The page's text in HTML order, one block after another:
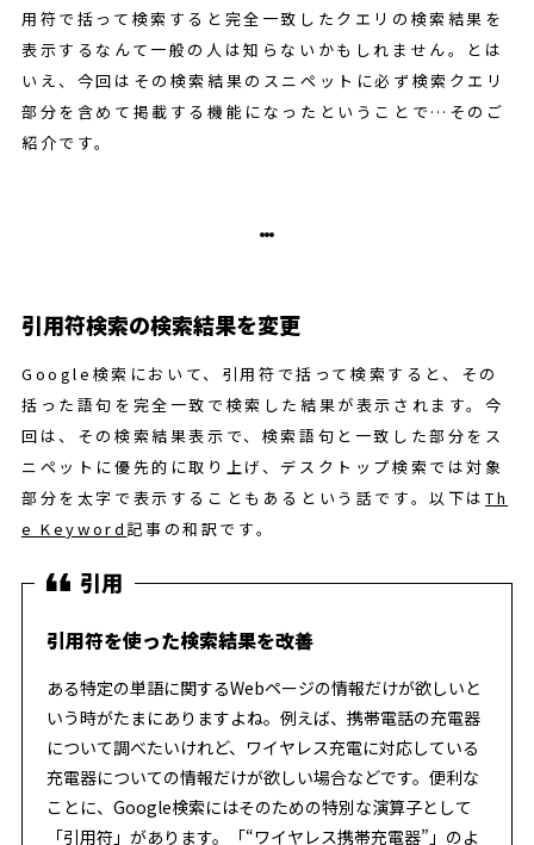
用符で括って検索すると完全一致したクエリの検索結果を
表示するなんて一般の人は知らないかもしれません。とは
いえ、今回はその検索結果のスニペットに必ず検索クエリ
部分を含めて掲載する機能になったということで…そのご
紹介です。
引用符検索の検索結果を変更
Google検索において、引用符で括って検索すると、その
括った語句を完全一致で検索した結果が表示されます。今
回は、その検索結果表示で、検索語句と一致した部分をス
ニペットに優先的に取り上げ、デスクトップ検索では対象
部分を太字で表示することもあるという話です。以下は Th
e Keyword記事の和訳です。
引用符を使った検索結果を改善
ある特定の単語に関するWebページの情報だけが欲しいと
いう時がたまにありますよね。例えば、携帯電話の充電器
について調べたいけれど、ワイヤレス充電に対応している
充電器についての情報だけが欲しい場合などです。便利な
ことに、Google検索にはそのための特別な演算子として
「引用符」があります。「“ワイヤレス携帯充電器”」のよ